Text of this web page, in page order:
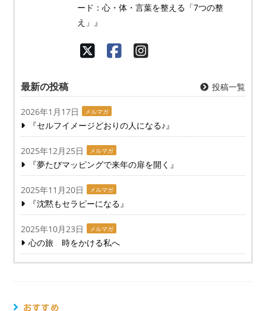
ード：心・体・言葉を整える「7つの整
え」』
最新の投稿 投稿一覧
2026年1月17日 メルマガ
『セルフイメージどおりの人になる♪』
2025年12月25日 メルマガ
『夢たびマッピングで来年の扉を開く』
2025年11月20日 メルマガ
『沈黙もセラピーになる』
2025年10月23日 メルマガ
心の旅 時をかける私へ
おすすめ